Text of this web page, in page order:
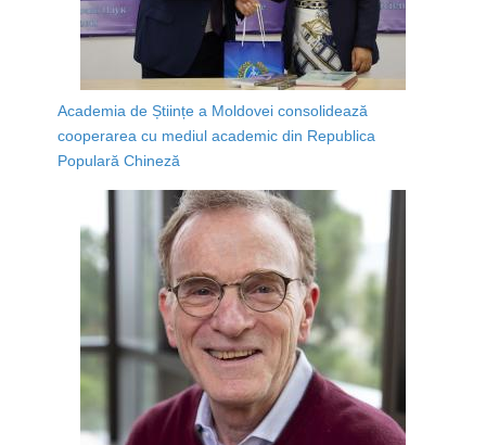
Academia de Științe a Moldovei consolidează
cooperarea cu mediul academic din Republica
Populară Chineză